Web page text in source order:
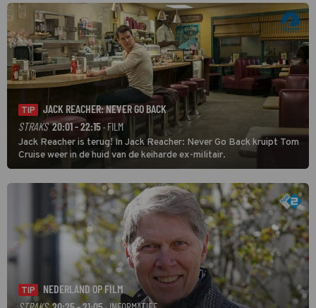
TIP
JACK REACHER: NEVER GO BACK
STRAKS 20:01 - 22:15· FILM
Jack Reacher is terug! In Jack Reacher: Never Go Back kruipt Tom
Cruise weer in de huid van de keiharde ex-militair.
TIP
NEDERLAND OP FILM